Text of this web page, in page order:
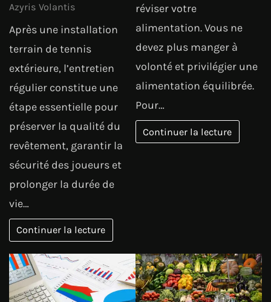
Azyris Volantis
Après une installation
terrain de tennis
extérieure, l’entretien
régulier constitue une
étape essentielle pour
préserver la qualité du
revêtement, garantir la
sécurité des joueurs et
prolonger la durée de
vie…
Continuer la lecture
réviser votre
alimentation. Vous ne
devez plus manger à
volonté et privilégier une
alimentation équilibrée.
Pour…
Continuer la lecture